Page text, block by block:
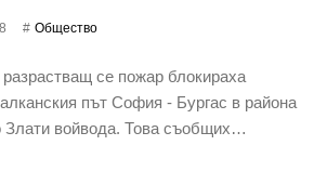
Общество
се пожар блокираха
път София - Бургас в района
Злати войвода. Това съобщих…